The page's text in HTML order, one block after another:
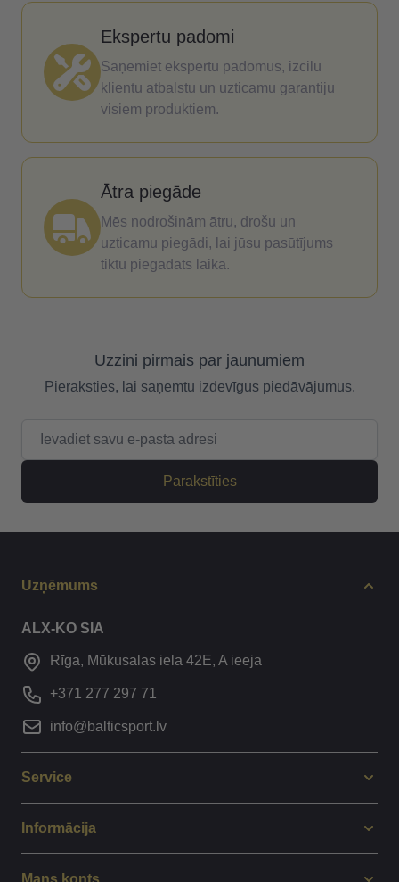
Ekspertu padomi
Saņemiet ekspertu padomus, izcilu
klientu atbalstu un uzticamu garantiju
visiem produktiem.
Ātra piegāde
Mēs nodrošinām ātru, drošu un
uzticamu piegādi, lai jūsu pasūtījums
tiktu piegādāts laikā.
Uzzini pirmais par jaunumiem
Pieraksties, lai saņemtu izdevīgus piedāvājumus.
Parakstīties
Uzņēmums
ALX-KO SIA
Rīga, Mūkusalas iela 42E, A ieeja
+371 277 297 71
info@balticsport.lv
Service
Informācija